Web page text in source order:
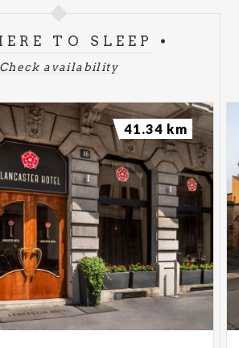
TO SLEEP
Check availability
41.34 km